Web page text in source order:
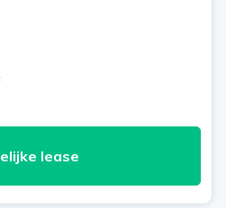
lease